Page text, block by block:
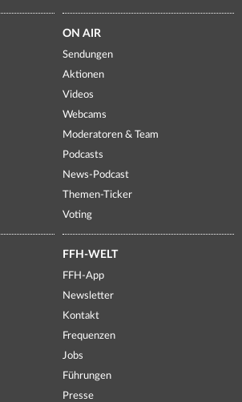
ON AIR
Sendungen
Aktionen
Videos
Webcams
Moderatoren & Team
Podcasts
News-Podcast
Themen-Ticker
Voting
FFH-WELT
FFH-App
Newsletter
Kontakt
Frequenzen
Jobs
Führungen
Presse